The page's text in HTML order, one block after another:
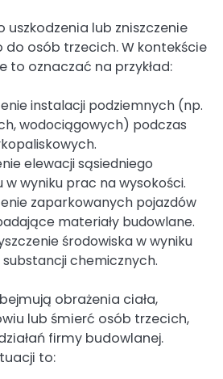
uszkodzenia lub zniszczenie
osób trzecich. W kontekście
to oznaczać na przykład:
instalacji podziemnych (np.
wodociągowych) podczas
elewacji sąsiedniego
w wyniku prac na wysokości.
zaparkowanych pojazdów
materiały budowlane.
środowiska w wyniku
chemicznych.
obrażenia ciała,
lub śmierć osób trzecich,
firmy budowlanej.
to: